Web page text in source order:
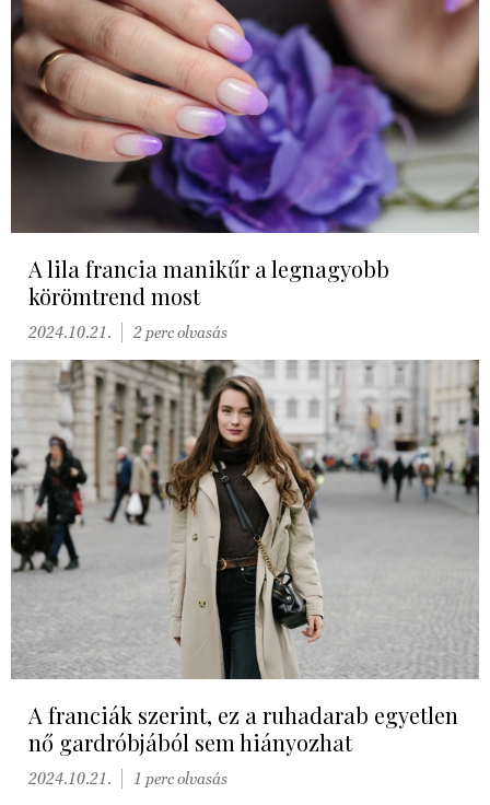
A lila francia manikűr a legnagyobb
körömtrend most
2024.10.21. 2 perc olvasás
A franciák szerint, ez a ruhadarab egyetlen
nő gardróbjából sem hiányozhat
2024.10.21. 1 perc olvasás